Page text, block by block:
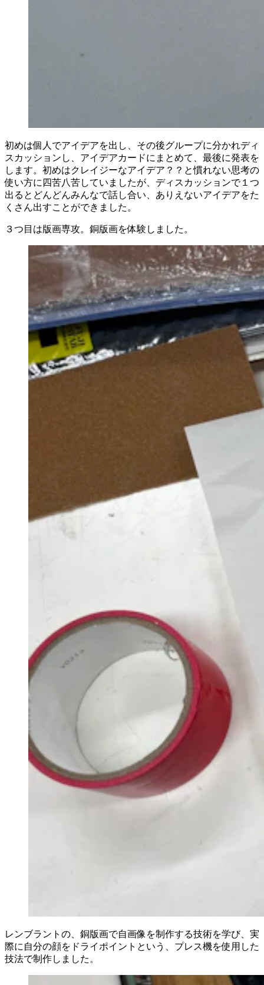
初めは個人でアイデアを出し、その後グループに分かれディ
スカッションし、アイデアカードにまとめて、最後に発表を
します。初めはクレイジーなアイデア？？と慣れない思考の
使い方に四苦八苦していましたが、ディスカッションで１つ
出るとどんどんみんなで話し合い、ありえないアイデアをた
くさん出すことができました。
３つ目は版画専攻。銅版画を体験しました。
レンブラントの、銅版画で自画像を制作する技術を学び、実
際に自分の顔をドライポイントという、プレス機を使用した
技法で制作しました。